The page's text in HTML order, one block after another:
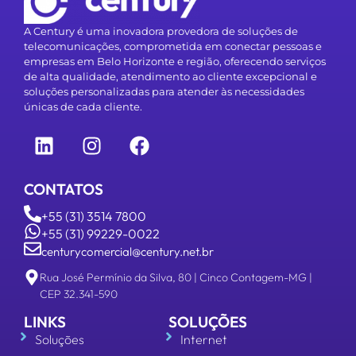
A Century é uma inovadora provedora de soluções de
telecomunicações, comprometida em conectar pessoas e
empresas em Belo Horizonte e região, oferecendo serviços
de alta qualidade, atendimento ao cliente excepcional e
soluções personalizadas para atender às necessidades
únicas de cada cliente.
CONTATOS
+55 (31) 3514 7800
+55 (31) 99229-0022
centurycomercial@century.net.br
Rua José Permínio da Silva, 80 | Cinco Contagem-MG |
CEP 32.341-590
LINKS
Soluções
SOLUÇÕES
Internet